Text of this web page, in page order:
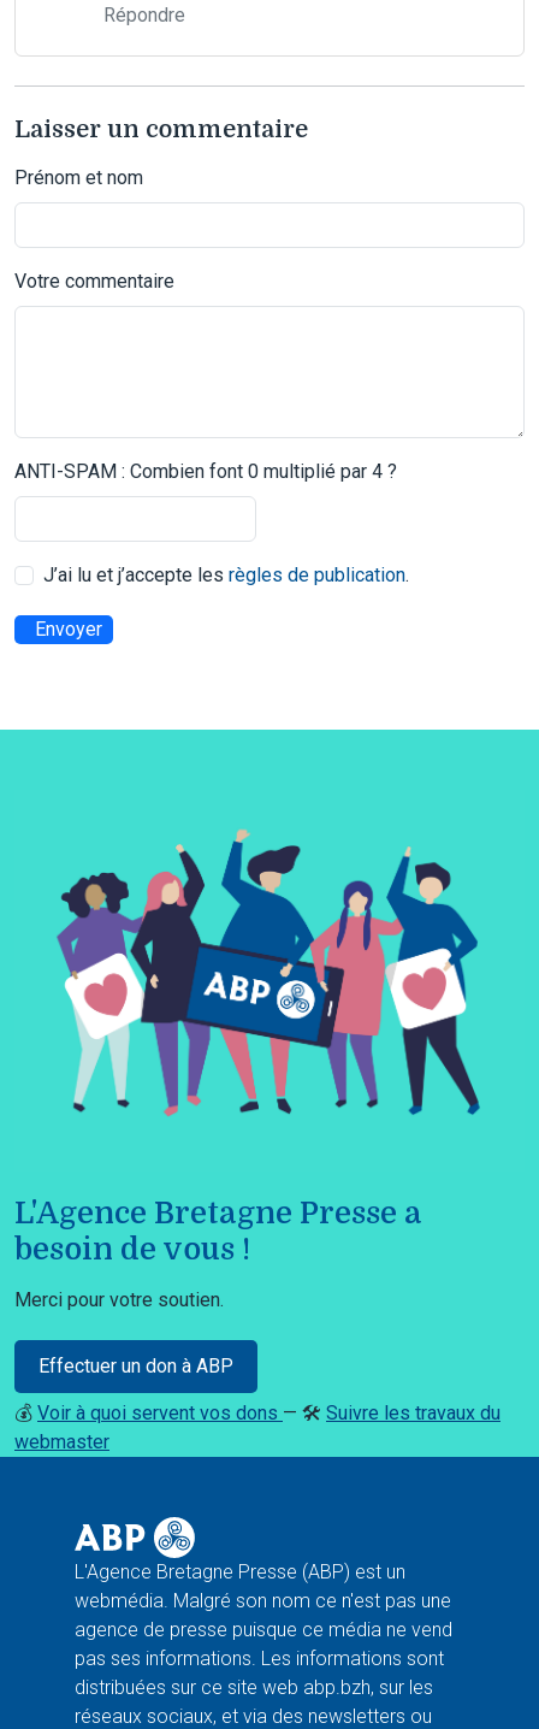
Répondre
Laisser un commentaire
Prénom et nom
Votre commentaire
ANTI-SPAM : Combien font 0 multiplié par 4 ?
J’ai lu et j’accepte les règles de publication.
Envoyer
L'Agence Bretagne Presse a
besoin de vous !
Merci pour votre soutien.
Effectuer un don à ABP
💰 Voir à quoi servent vos dons — 🛠️ Suivre les travaux du
webmaster
L'Agence Bretagne Presse (ABP) est un
webmédia. Malgré son nom ce n'est pas une
agence de presse puisque ce média ne vend
pas ses informations. Les informations sont
distribuées sur ce site web abp.bzh, sur les
réseaux sociaux, et via des newsletters ou